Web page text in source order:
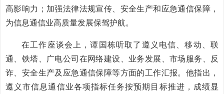
高影响力；加强法律法规宣传、安全生产和应急通信保障，
为信息通信业高质量发展保驾护航。
在工作座谈会上，谭国栋听取了遵义电信、移动、联
通、铁塔、广电公司在网络建设、业务发展、市场服务、反
诈、安全生产及应急通信保障等方面的工作汇报。他指出，
遵义市信息通信业各项指标任务按预期目标推进，成绩显